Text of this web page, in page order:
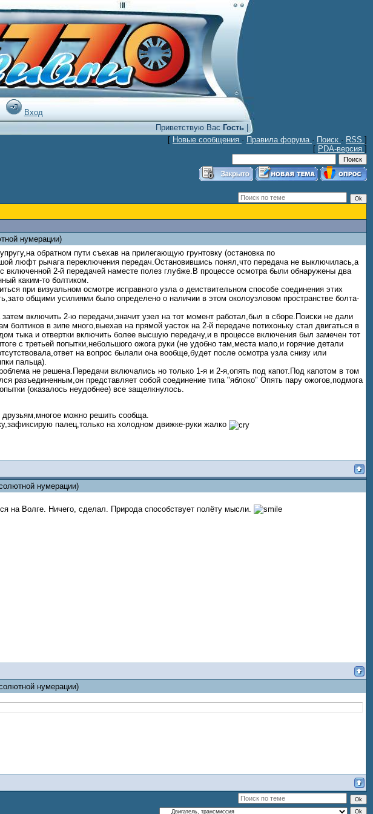
Вход
Приветствую Вас Гость|
[ Новые сообщения · Правила форума · Поиск · RSS ]
[ PDA-версия ]
нумерации)
обратном пути съехав на прилегающую грунтовку (остановка по
люфт рычага переключения передач.Остановившись понял,что передача не выключилась,а
включенной 2-й передачей наместе полез глубже.В процессе осмотра были обнаружены два
каким-то болтиком.
при визуальном осмотре исправного узла о деиствительном способе соединения этих
общими усилиями было определено о наличии в этом околоузловом пространстве болта-
включить 2-ю передачи,значит узел на тот момент работал,был в сборе.Поиски не дали
болтиков в зипе много,выехав на прямой уасток на 2-й передаче потихоньку стал двигаться в
тыка и отвертки включить более высшую передачу,и в процессе включения был замечен тот
с третьей попытки,небольшого ожога руки (не удобно там,места мало,и горячие детали
на вопрос былали она вообще,будет после осмотра узла снизу или
пальца).
не решена.Передачи включались но только 1-я и 2-я,опять под капот.Под капотом в том
разъединенным,он представляет собой соединение типа "яблоко" Опять пару ожогов,подмога
(оказалось неудобнее) все защелкнулось.
друзьям,многое можно решить сообща.
палец,только на холодном движке-руки жалко
нумерации)
на Волге. Ничего, сделал. Природа способствует полёту мысли.
нумерации)